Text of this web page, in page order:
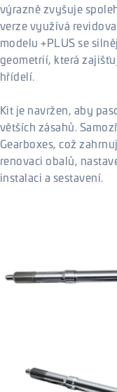
výrazně zvyšuje
verze využívá
modelu +PLUS se
geometrií, která
hřídelí.
Kit je navržen, aby
větších zásahů.
Gearboxes, což
renovaci obalů,
instalaci a sestavení.